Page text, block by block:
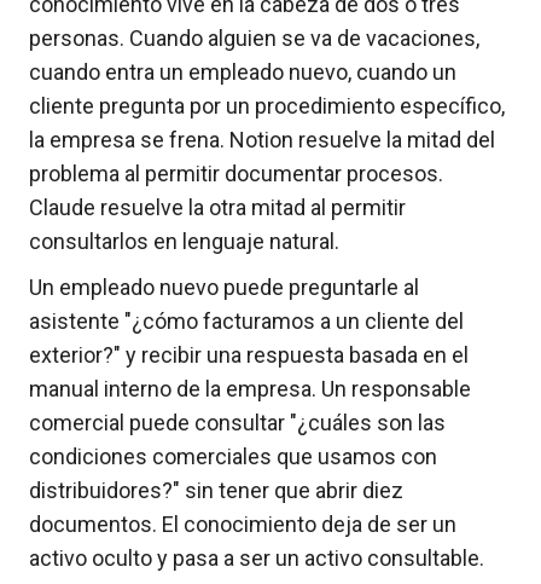
personas. Cuando alguien se va de vacaciones,
cuando entra un empleado nuevo, cuando un
cliente pregunta por un procedimiento específico,
la empresa se frena. Notion resuelve la mitad del
problema al permitir documentar procesos.
Claude resuelve la otra mitad al permitir
consultarlos en lenguaje natural.
Un empleado nuevo puede preguntarle al
asistente "¿cómo facturamos a un cliente del
exterior?" y recibir una respuesta basada en el
manual interno de la empresa. Un responsable
comercial puede consultar "¿cuáles son las
condiciones comerciales que usamos con
distribuidores?" sin tener que abrir diez
documentos. El conocimiento deja de ser un
activo oculto y pasa a ser un activo consultable.